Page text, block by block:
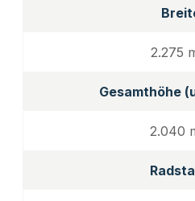
2.275
Gesamthöhe
2.040